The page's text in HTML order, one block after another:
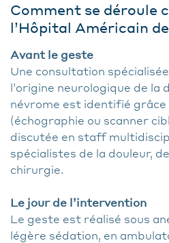
Comment se déroule
l’Hôpital Américain
Avant le geste
Une consultation
l’origine neurologique de la
névrome est identifié grâce
(échographie ou scanner
discutée en staff
spécialistes de la douleur,
chirurgie.
Le jour de l’intervention
Le geste est réalisé sous
légère sédation, en